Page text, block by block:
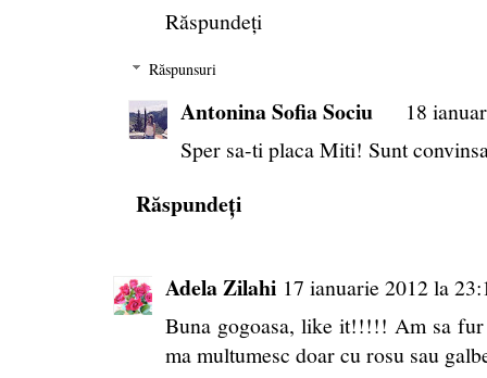
Răspundeți
Răspunsuri
Antonina Sofia Sociu
18
Sper sa-ti placa Miti! Sunt
Răspundeți
Adela Zilahi 17 ianuarie 2012 la
Buna gogoasa, like it!!!!! Am sa
ma multumesc doar cu rosu sau